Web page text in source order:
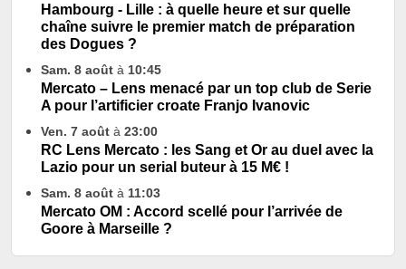
Hambourg - Lille : à quelle heure et sur quelle
chaîne suivre le premier match de préparation
des Dogues ?
Sam. 8 août à 10:45
Mercato – Lens menacé par un top club de Serie
A pour l’artificier croate Franjo Ivanovic
Ven. 7 août à 23:00
RC Lens Mercato : les Sang et Or au duel avec la
Lazio pour un serial buteur à 15 M€ !
Sam. 8 août à 11:03
Mercato OM : Accord scellé pour l’arrivée de
Goore à Marseille ?